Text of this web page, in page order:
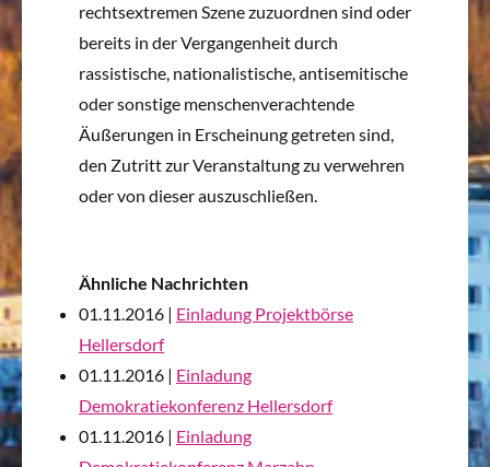
rechtsextremen Szene zuzuordnen sind oder
bereits in der Vergangenheit durch
rassistische, nationalistische, antisemitische
oder sonstige menschenverachtende
Äußerungen in Erscheinung getreten sind,
den Zutritt zur Veranstaltung zu verwehren
oder von dieser auszuschließen.
Ähnliche Nachrichten
01.11.2016 | Einladung Projektbörse
Hellersdorf
01.11.2016 | Einladung
Demokratiekonferenz Hellersdorf
01.11.2016 | Einladung